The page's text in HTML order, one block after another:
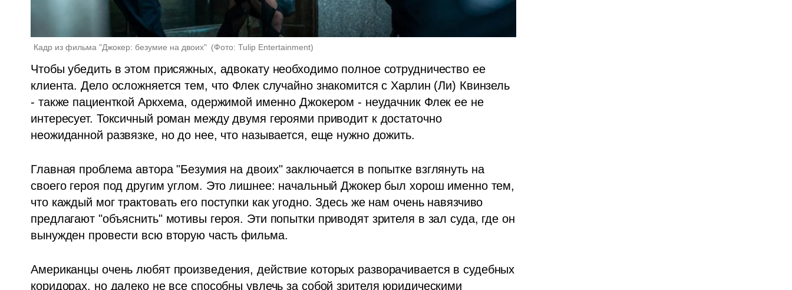
Кадр из фильма "Джокер: безумие на двоих" (Фото: Tulip Entertainment)
Чтобы убедить в этом присяжных, адвокату необходимо полное сотрудничество ее
клиента. Дело осложняется тем, что Флек случайно знакомится с Харлин (Ли) Квинзель
- также пациенткой Аркхема, одержимой именно Джокером - неудачник Флек ее не
интересует. Токсичный роман между двумя героями приводит к достаточно
неожиданной развязке, но до нее, что называется, еще нужно дожить.
Главная проблема автора "Безумия на двоих" заключается в попытке взглянуть на
своего героя под другим углом. Это лишнее: начальный Джокер был хорош именно тем,
что каждый мог трактовать его поступки как угодно. Здесь же нам очень навязчиво
предлагают "объяснить" мотивы героя. Эти попытки приводят зрителя в зал суда, где он
вынужден провести всю вторую часть фильма.
Американцы очень любят произведения, действие которых разворачивается в судебных
коридорах, но далеко не все способны увлечь за собой зрителя юридическими